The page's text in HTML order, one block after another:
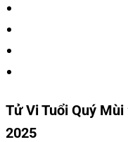
Tử Vi Tuổi Quý
2025